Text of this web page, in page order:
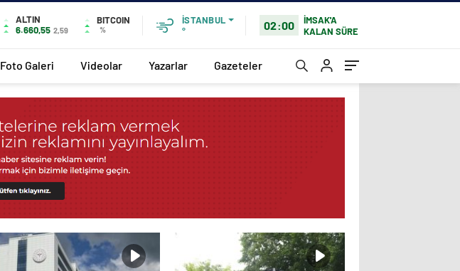
ALTIN
6.660,55 2,59
BITCOIN
%
İSTANBUL
°
02:00
İMSAK'A
KALAN SÜRE
Foto Galeri Videolar Yazarlar Gazeteler